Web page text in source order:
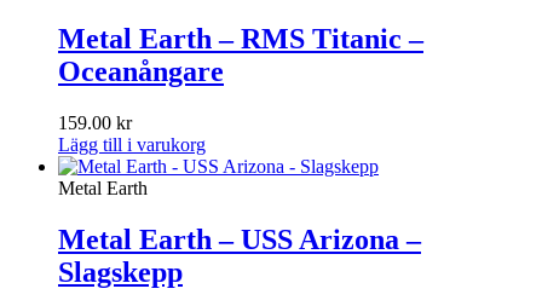
Metal Earth – RMS Titanic –
Oceanångare
159.00 kr
Lägg till i varukorg
Metal Earth
Metal Earth – USS Arizona –
Slagskepp